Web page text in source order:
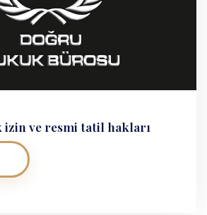
izin ve resmi tatil hakları